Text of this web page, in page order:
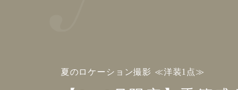
夏のロケーション撮影 ≪洋装1点≫